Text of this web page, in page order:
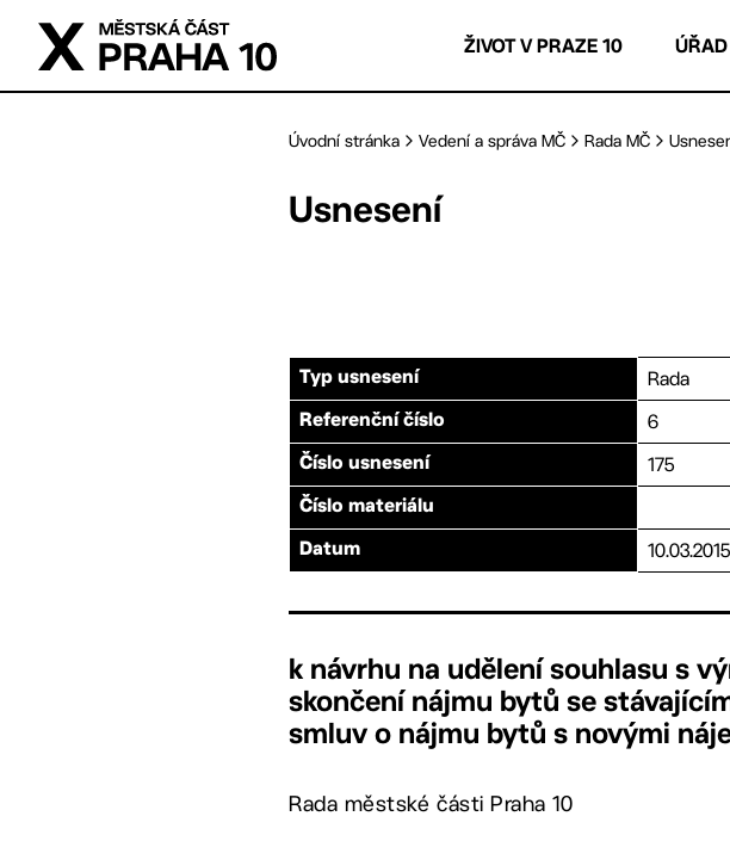
Přejít na hlavní obsah
ŽIVOT V PRAZE 10
Úvodní stránka Vedení a správa MČ Rada MČ
Usnesení
Typ usnesení Rada
Referenční číslo 6
Číslo usnesení 175
Číslo materiálu
Datum 10.03.2015
k návrhu na udělení souhlasu s
skončení nájmu bytů se
smluv o nájmu bytů s novými
Rada městské části Praha 10